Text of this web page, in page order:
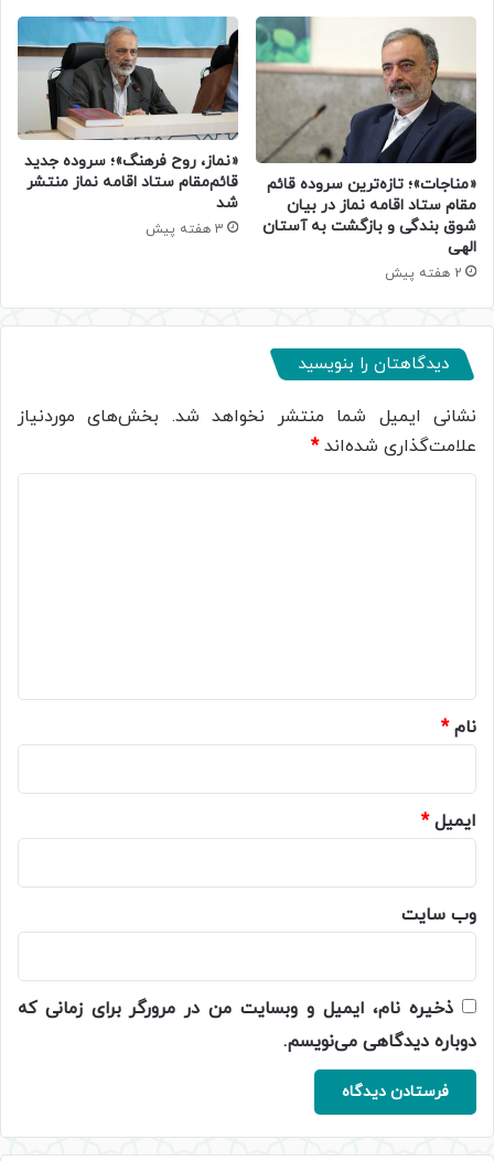
«مناجات»؛ تازه‌ترین سروده قائم
مقام ستاد اقامه نماز در بیان
شوق بندگی و بازگشت به آستان
الهی
2 هفته پیش
«نماز، روح فرهنگ»؛ سروده جدید
قائم‌مقام ستاد اقامه نماز منتشر
شد
3 هفته پیش
دیدگاهتان را بنویسید
نشانی ایمیل شما منتشر نخواهد شد. بخش‌های موردنیاز
علامت‌گذاری شده‌اند*
نام*
ایمیل*
وب‌ سایت
ذخیره نام، ایمیل و وبسایت من در مرورگر برای زمانی که
دوباره دیدگاهی می‌نویسم.